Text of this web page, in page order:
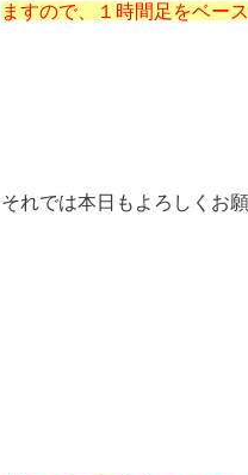
ますので、１時間足をベー
それでは本日もよろしくお